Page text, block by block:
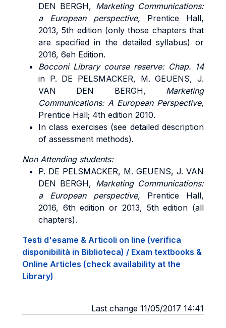
DEN BERGH, Marketing Communications:
a European perspective, Prentice Hall,
2013, 5th edition (only those chapters that
are specified in the detailed syllabus) or
2016, 6eh Edition.
Bocconi Library course reserve: Chap. 14
in P. DE PELSMACKER, M. GEUENS, J.
VAN DEN BERGH, Marketing
Communications: A European Perspective,
Prentice Hall; 4th edition 2010.
In class exercises (see detailed description
of assessment methods).
Non Attending students:
P. DE PELSMACKER, M. GEUENS, J. VAN
DEN BERGH, Marketing Communications:
a European perspective, Prentice Hall,
2016, 6th edition or 2013, 5th edition (all
chapters).
Testi d'esame & Articoli on line (verifica
disponibilità in Biblioteca) / Exam textbooks &
Online Articles (check availability at the
Library)
Last change 11/05/2017 14:41